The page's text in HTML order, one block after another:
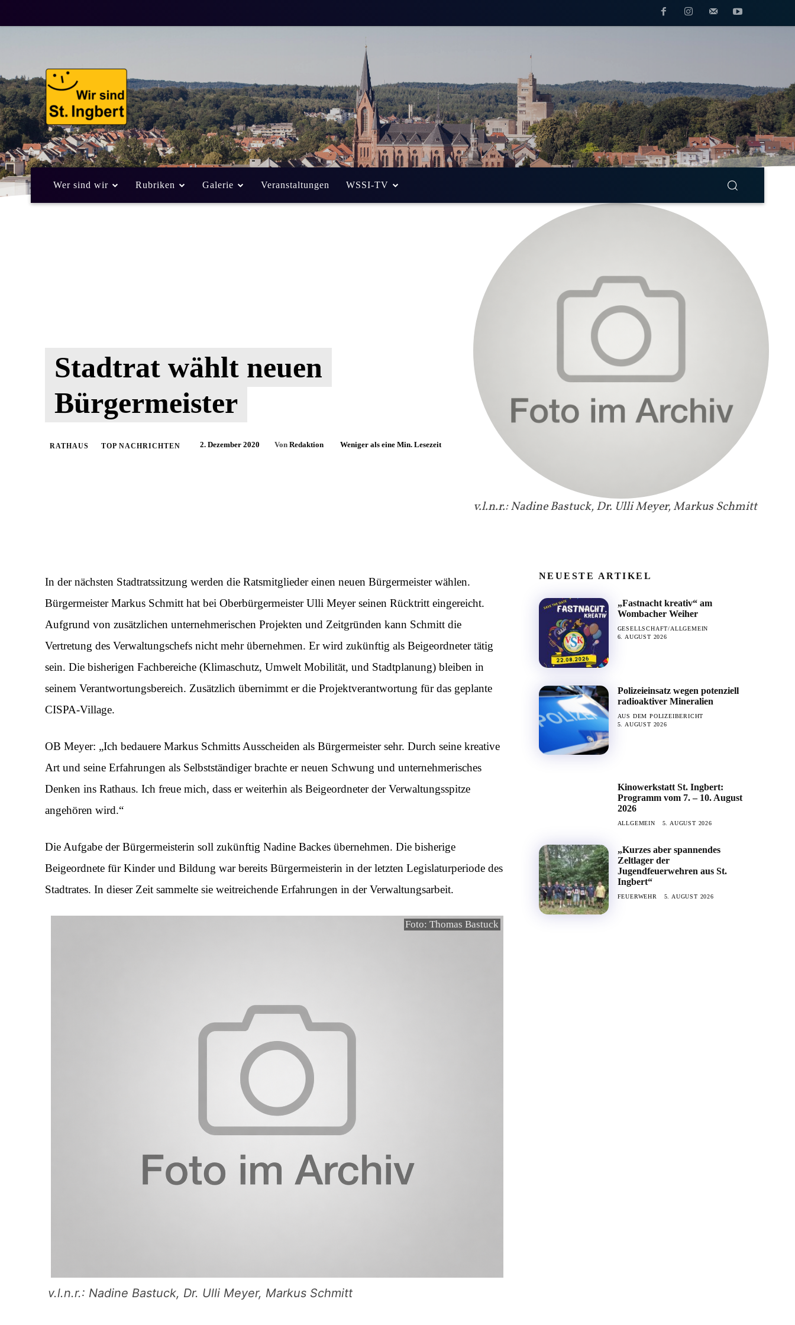
Wer sind wir Rubriken Galerie Veranstaltungen WSSI-TV
v.l.n.r.: Nadine Bastuck, Dr. Ulli Meyer, Markus Schmitt
Stadtrat wählt neuen
Bürgermeister
RATHAUS TOP NACHRICHTEN 2. Dezember 2020 Von Redaktion Weniger als eine Min. Lesezeit
In der nächsten Stadtratssitzung werden die Ratsmitglieder einen neuen Bürgermeister wählen.
Bürgermeister Markus Schmitt hat bei Oberbürgermeister Ulli Meyer seinen Rücktritt eingereicht.
Aufgrund von zusätzlichen unternehmerischen Projekten und Zeitgründen kann Schmitt die
Vertretung des Verwaltungschefs nicht mehr übernehmen. Er wird zukünftig als Beigeordneter tätig
sein. Die bisherigen Fachbereiche (Klimaschutz, Umwelt Mobilität, und Stadtplanung) bleiben in
seinem Verantwortungsbereich. Zusätzlich übernimmt er die Projektverantwortung für das geplante
CISPA-Village.
OB Meyer: „Ich bedauere Markus Schmitts Ausscheiden als Bürgermeister sehr. Durch seine kreative
Art und seine Erfahrungen als Selbstständiger brachte er neuen Schwung und unternehmerisches
Denken ins Rathaus. Ich freue mich, dass er weiterhin als Beigeordneter der Verwaltungsspitze
angehören wird.“
Die Aufgabe der Bürgermeisterin soll zukünftig Nadine Backes übernehmen. Die bisherige
Beigeordnete für Kinder und Bildung war bereits Bürgermeisterin in der letzten Legislaturperiode des
Stadtrates. In dieser Zeit sammelte sie weitreichende Erfahrungen in der Verwaltungsarbeit.
Foto: Thomas Bastuck
v.l.n.r.: Nadine Bastuck, Dr. Ulli Meyer, Markus Schmitt
NEUESTE ARTIKEL
„Fastnacht kreativ“ am
Wombacher Weiher
GESELLSCHAFT/ALLGEMEIN
6. AUGUST 2026
Polizeieinsatz wegen potenziell
radioaktiver Mineralien
AUS DEM POLIZEIBERICHT
5. AUGUST 2026
Kinowerkstatt St. Ingbert:
Programm vom 7. – 10. August
2026
ALLGEMEIN 5. AUGUST 2026
„Kurzes aber spannendes
Zeltlager der
Jugendfeuerwehren aus St.
Ingbert“
FEUERWEHR 5. AUGUST 2026